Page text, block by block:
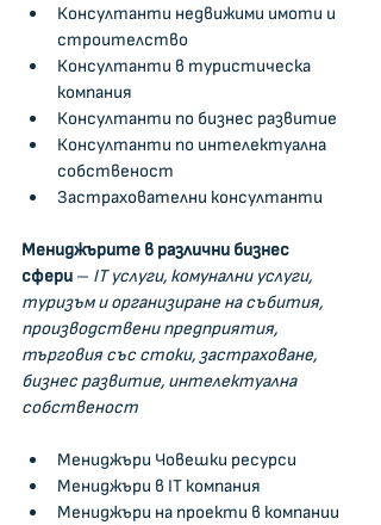
Консултанти недвижими имоти и
строителство
Консултанти в туристическа
компания
Консултанти по бизнес развитие
Консултанти по интелектуална
собственост
Застрахователни консултанти
Мениджърите в различни бизнес
сфери – IT услуги, комунални услуги,
туризъм и организиране на събития,
производствени предприятия,
търговия със стоки, застраховане,
бизнес развитие, интелектуална
собственост
Мениджъри Човешки ресурси
Мениджъри в IT компания
Мениджъри на проекти в компании